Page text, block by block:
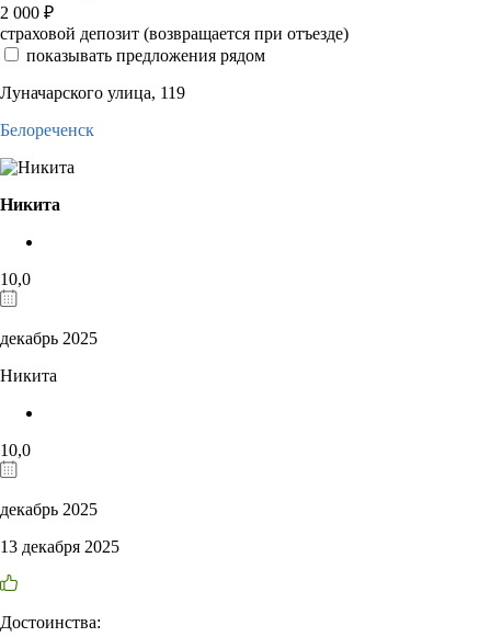
2 000 ₽
страховой депозит (возвращается при отъезде)
показывать предложения рядом
Луначарского улица, 119
Белореченск
Никита
10,0
декабрь 2025
Никита
10,0
декабрь 2025
13 декабря 2025
Достоинства: